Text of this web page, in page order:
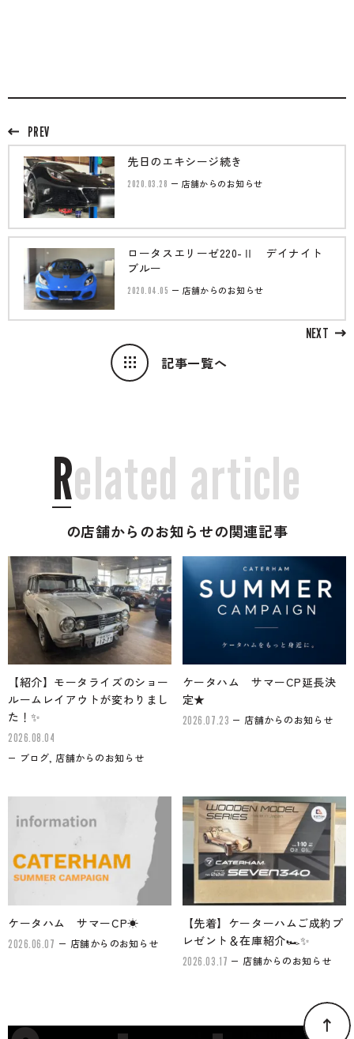
PREV
先日のエキシージ続き
2020.03.28 店舗からのお知らせ
記事一覧へ
NEXT
ロータスエリーゼ220-Ⅱ デイナイト
ブルー
2020.04.05 店舗からのお知らせ
Related article
の店舗からのお知らせの関連記事
【紹介】モータライズのショー
ルームレイアウトが変わりまし
た！✨
2026.08.04
ブログ, 店舗からのお知らせ
ケータハム サマーCP延長決
定★
2026.07.23 店舗からのお知らせ
ケータハム サマーCP☀
2026.06.07 店舗からのお知らせ
【先着】ケーターハムご成約プ
レゼント＆在庫紹介🏎✨
2026.03.17 店舗からのお知らせ